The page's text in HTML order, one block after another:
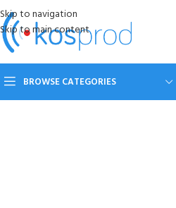
Skip to navigation
Skip to main content
BROWSE CATEGORIES